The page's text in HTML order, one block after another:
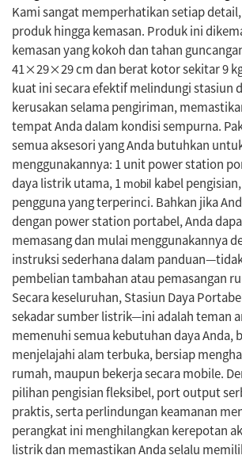
Kami sangat memperhatikan setiap
produk hingga kemasan. Produk ini
kemasan yang kokoh dan tahan
41×29×29 cm dan berat kotor sekitar 9
kuat ini secara efektif melindungi stasiun
kerusakan selama pengiriman,
tempat Anda dalam kondisi sempurna.
semua aksesori yang Anda butuhkan
menggunakannya: 1 unit power station
daya listrik utama, 1 mobil kabel
pengguna yang terperinci. Bahkan jika
dengan power station portabel, Anda
memasang dan mulai menggunakannya
instruksi sederhana dalam
pembelian tambahan atau pemasangan
Secara keseluruhan, Stasiun Daya
sekadar sumber listrik—ini adalah teman
memenuhi semua kebutuhan daya Anda,
menjelajahi alam terbuka, bersiap
rumah, maupun bekerja secara mobile.
pilihan pengisian fleksibel, port output
praktis, serta perlindungan keamanan
perangkat ini menghilangkan kerepotan
listrik dan memastikan Anda selalu